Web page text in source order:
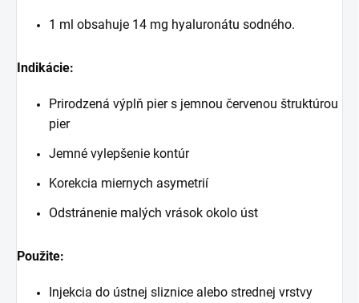
1 ml obsahuje 14 mg hyaluronátu sodného.
Indikácie:
Prirodzená výplň pier s jemnou červenou štruktúrou
pier
Jemné vylepšenie kontúr
Korekcia miernych asymetrií
Odstránenie malých vrások okolo úst
Použite:
Injekcia do ústnej sliznice alebo strednej vrstvy